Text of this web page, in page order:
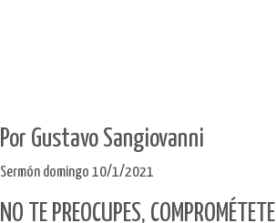
Por Gustavo Sangiovanni
Sermón domingo 10/1/2021
NO TE PREOCUPES, COMPROMÉTETE